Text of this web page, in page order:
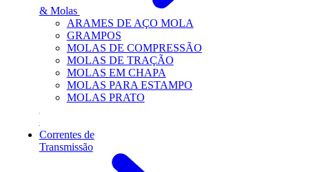
& Molas
ARAMES DE AÇO MOLA
GRAMPOS
MOLAS DE COMPRESSÃO
MOLAS DE TRAÇÃO
MOLAS EM CHAPA
MOLAS PARA ESTAMPO
MOLAS PRATO
Correntes de
Transmissão